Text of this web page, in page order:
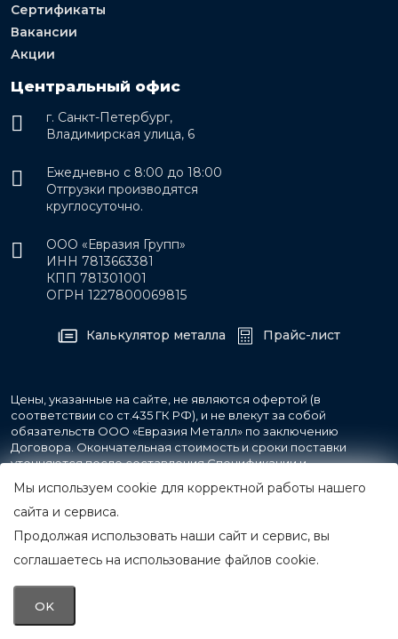
Сертификаты
Вакансии
Акции
Центральный офис
г. Санкт-Петербург,
Владимирская улица, 6
Ежедневно с 8:00 до 18:00
Отгрузки производятся
круглосуточно.
ООО «Евразия Групп»
ИНН 7813663381
КПП 781301001
ОГРН 1227800069815
Калькулятор металла Прайс-лист
Цены, указанные на сайте, не являются офертой (в
соответствии со ст.435 ГК РФ), и не влекут за собой
обязательств ООО «Евразия Металл» по заключению
Договора. Окончательная стоимость и сроки поставки
уточняются после составления Спецификации и
фиксируются в Счете на оплату, а также Спецификации на
поставку товара.
© 2007-2026 Все права защищены.
ООО «Евразия Металл»
Мы используем cookie для корректной работы нашего
сайта и сервиса.
Продолжая использовать наши сайт и сервис, вы
соглашаетесь на использование файлов cookie.
OK